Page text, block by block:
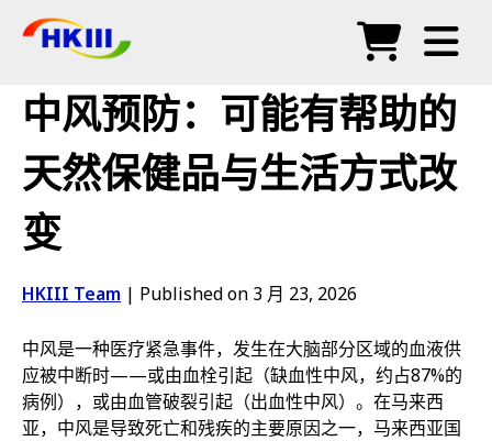
常见问题
博客
商店
中风预防：可能有帮助的
天然保健品与生活方式改
变
HKIII Team | Published on 3 月 23, 2026
中风是一种医疗紧急事件，发生在大脑部分区域的血液供
应被中断时——或由血栓引起（缺血性中风，约占87%的
病例），或由血管破裂引起（出血性中风）。在马来西
亚，中风是导致死亡和残疾的主要原因之一，马来西亚国